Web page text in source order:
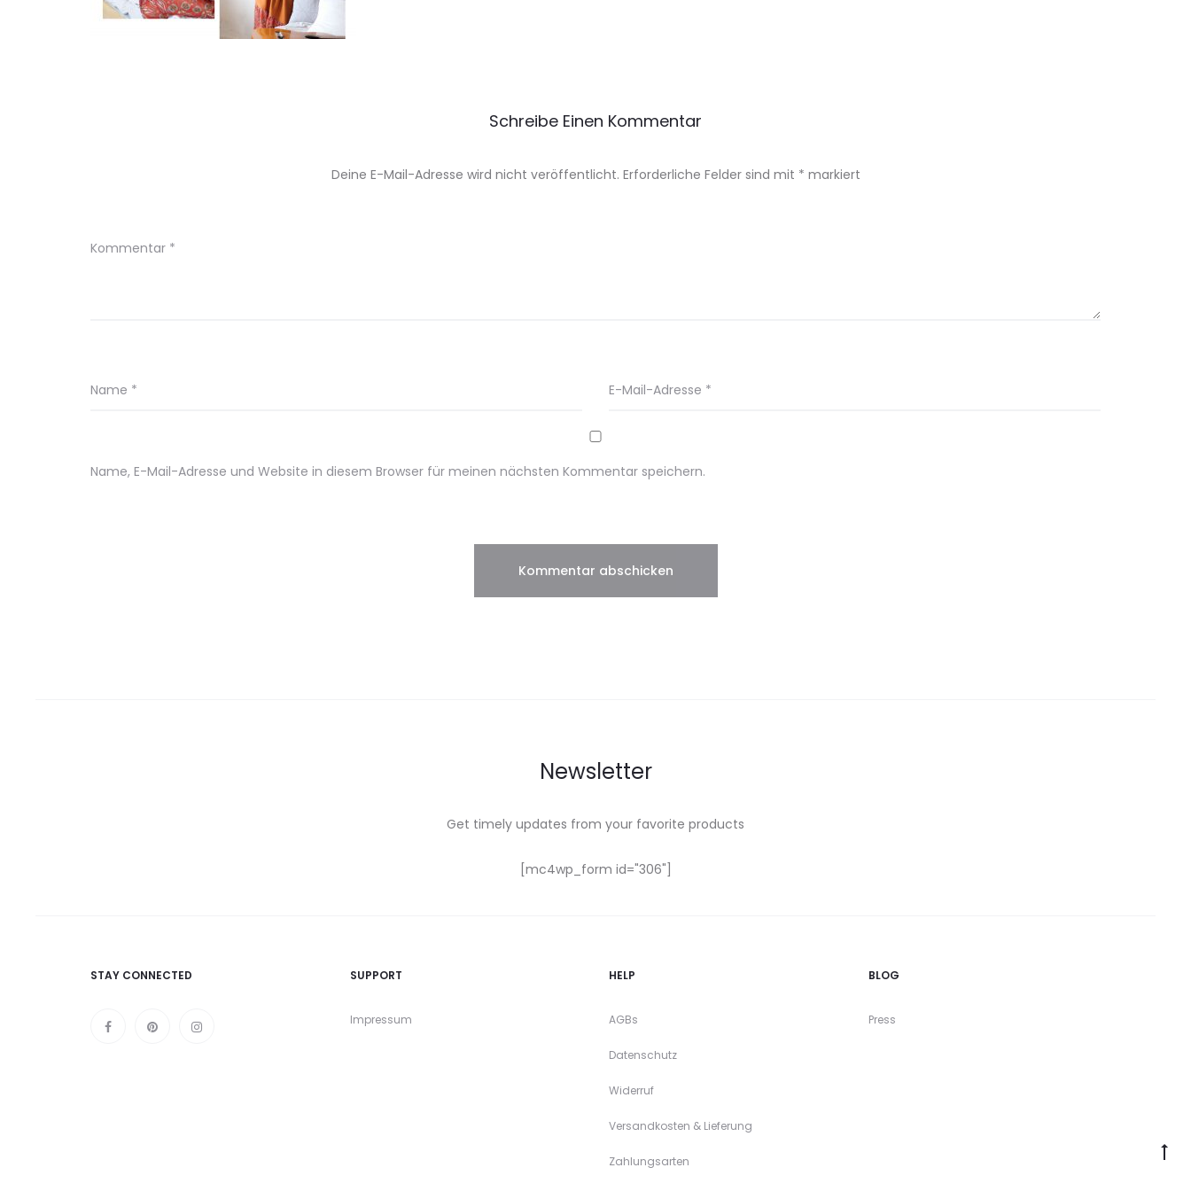
Schreibe Einen Kommentar
Deine E-Mail-Adresse wird nicht veröffentlicht. Erforderliche Felder sind mit * markiert
Kommentar *
Name * E-Mail-Adresse *
Name, E-Mail-Adresse und Website in diesem Browser für meinen nächsten Kommentar speichern.
Newsletter
Get timely updates from your favorite products
[mc4wp_form id="306"]
STAY CONNECTED SUPPORT
Impressum
HELP
AGBs
Datenschutz
Widerruf
Versandkosten & Lieferung
Zahlungsarten
BLOG
Press